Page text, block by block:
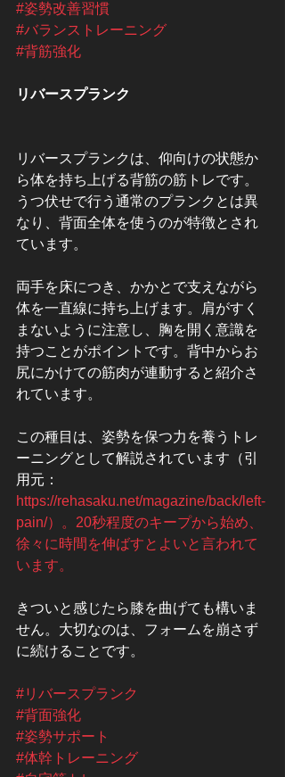
#姿勢改善習慣
#バランストレーニング
#背筋強化
リバースプランク
リバースプランクは、仰向けの状態か
ら体を持ち上げる背筋の筋トレです。
うつ伏せで行う通常のプランクとは異
なり、背面全体を使うのが特徴とされ
ています。
両手を床につき、かかとで支えながら
体を一直線に持ち上げます。肩がすく
まないように注意し、胸を開く意識を
持つことがポイントです。背中からお
尻にかけての筋肉が連動すると紹介さ
れています。
この種目は、姿勢を保つ力を養うトレ
ーニングとして解説されています（引
用元：
https://rehasaku.net/magazine/back/left-
pain/）。20秒程度のキープから始め、
徐々に時間を伸ばすとよいと言われて
います。
きついと感じたら膝を曲げても構いま
せん。大切なのは、フォームを崩さず
に続けることです。
#リバースプランク
#背面強化
#姿勢サポート
#体幹トレーニング